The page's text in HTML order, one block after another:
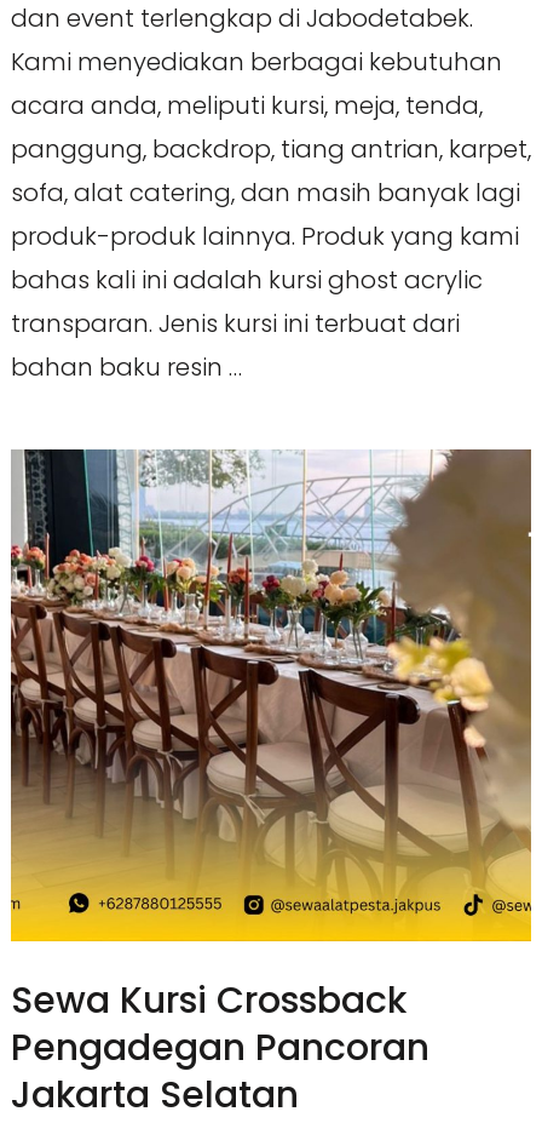
dan event terlengkap di Jabodetabek.
Kami menyediakan berbagai kebutuhan
acara anda, meliputi kursi, meja, tenda,
panggung, backdrop, tiang antrian, karpet,
sofa, alat catering, dan masih banyak lagi
produk-produk lainnya. Produk yang kami
bahas kali ini adalah kursi ghost acrylic
transparan. Jenis kursi ini terbuat dari
bahan baku resin …
Sewa Kursi Crossback
Pengadegan Pancoran
Jakarta Selatan